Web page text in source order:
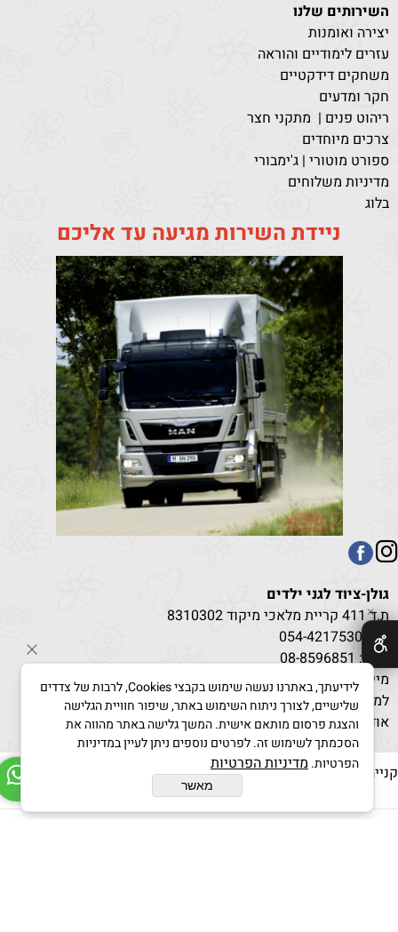
השירותים שלנו
יצירה ואומנות
עזרים לימודיים והוראה
משחקים דידקטיים
חקר ומדעים
ריהוט פנים | מתקני חצר
צרכים מיוחדים
ספורט מוטורי | ג'ימבורי
מדיניות משלוחים
בלוג
ניידת השירות מגיעה עד אליכם
גולן-ציוד לגני ילדים
ת.ד 411 קריית מלאכי מיקוד 8310302
טל:
054-4217530
פקס: 08-8596851
מייל: g-kindergarden@bezeqint.net
למחירים מיוחדים בקנייה מרוכזת לחץ כאן
אודות /תקנון
מאובטחת :
✕
לידיעתך, באתרנו נעשה שימוש בקבצי Cookies, לרבות של צדדים
שלישיים, לצורך ניתוח השימוש באתר, שיפור חוויית הגלישה
והצגת פרסום מותאם אישית. המשך גלישה באתר מהווה את
הסכמתך לשימוש זה. לפרטים נוספים ניתן לעיין במדיניות
הפרטיות.מדיניות הפרטיות
מאשר